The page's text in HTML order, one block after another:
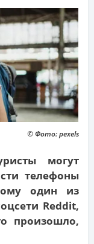
© Фото: pexels
могут
телефоны
один из
Reddit,
произошло,